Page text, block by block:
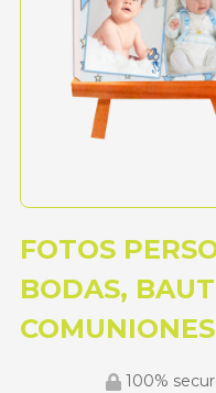
FOTOS
BODAS,
100%